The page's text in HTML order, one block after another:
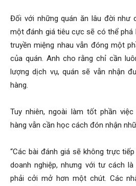
Đối với những quán ăn lâu đời như
một đánh giá tiêu cực sẽ có thể phá
truyền miệng nhau vẫn đóng một
của quán. Anh cho rằng chỉ cần
lượng dịch vụ, quán sẽ vẫn nhận
hàng.
Tuy nhiên, ngoài làm tốt phần
hàng vẫn cần học cách đón nhận
“Các bài đánh giá sẽ không trực
doanh nghiệp, nhưng với tư cách
phải cởi mở hơn một chút. Các